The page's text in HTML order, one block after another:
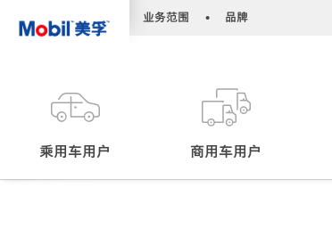
业务范围 • 品牌
乘用车用户 商用车用户